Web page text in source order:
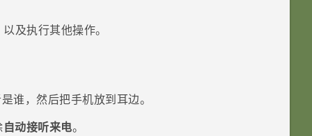
及执行其他操作。
谁，然后把手机放到耳边。
自动接听来电。